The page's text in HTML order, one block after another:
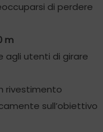
di perdere
m
agli utenti di girare
rivestimento
sull’obiettivo